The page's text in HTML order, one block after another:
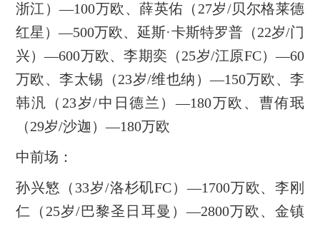
浙江）—100万欧、薛英佑（27岁/贝尔格莱德
红星）—500万欧、延斯·卡斯特罗普（22岁/门
兴）—600万欧、李期奕（25岁/江原FC）—60
万欧、李太锡（23岁/维也纳）—150万欧、李
韩汎（23岁/中日德兰）—180万欧、曹侑珉
（29岁/沙迦）—180万欧
中前场：
孙兴慜（33岁/洛杉矶FC）—1700万欧、李刚
仁（25岁/巴黎圣日耳曼）—2800万欧、金镇